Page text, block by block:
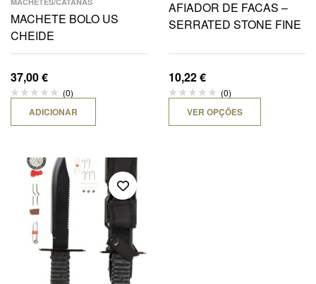
MACHETE BOLO US
CHEIDE
37,00€
(0)
ADICIONAR
AFIADOR DE FACAS –
SERRATED STONE FINE
10,22€
(0)
VER OPÇÕES